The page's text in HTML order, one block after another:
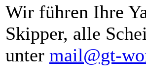
Wir führen Ihre
Skipper, alle
unter mail@gt-